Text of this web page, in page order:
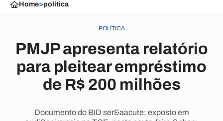
Home>política
POLÍTICA
PMJP apresenta relatório
para pleitear empréstimo
de R$ 200 milhões
Documento do BID ser&aacute; exposto em